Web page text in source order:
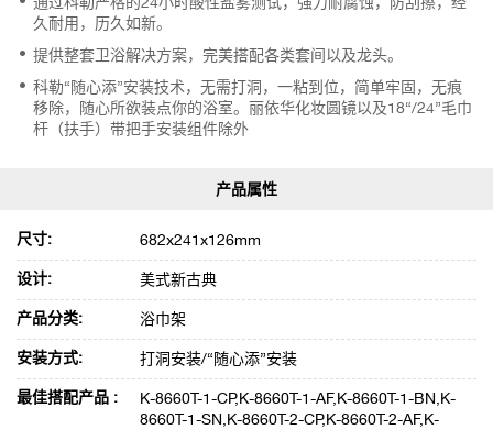
久耐用，历久如新。
提供整套卫浴解决方案，完美搭配各类套间以及龙头。
科勒“随心添”安装技术，无需打洞，一粘到位，简单牢固，无痕
移除，随心所欲装点你的浴室。丽依华化妆圆镜以及18“/24”毛巾
杆（扶手）带把手安装组件除外
尺寸: 682x241x126mm
设计: 美式新古典
产品分类: 浴巾架
安装方式: 打洞安装/“随心添”安装
最佳搭配产品 :
K-8660T-1-CP,K-8660T-1-AF,K-8660T-1-BN,K-
8660T-1-SN,K-8660T-2-CP,K-8660T-2-AF,K-